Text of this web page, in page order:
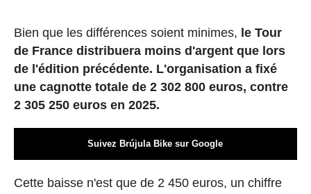
Bien que les différences soient minimes, le Tour
de France distribuera moins d'argent que lors
de l'édition précédente. L'organisation a fixé
une cagnotte totale de 2 302 800 euros, contre
2 305 250 euros en 2025.
Suivez Brújula Bike sur Google
Cette baisse n'est que de 2 450 euros, un chiffre